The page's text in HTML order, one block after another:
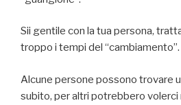
Sii gentile con la tua persona,
troppo i tempi del “cambiamento”.
Alcune persone possono trovare
subito, per altri potrebbero volerci